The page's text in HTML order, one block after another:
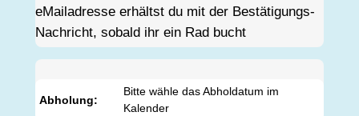
eMailadresse erhältst du mit der Bestätigungs-
Nachricht, sobald ihr ein Rad bucht
Abholung:
Bitte wähle das Abholdatum im
Kalender